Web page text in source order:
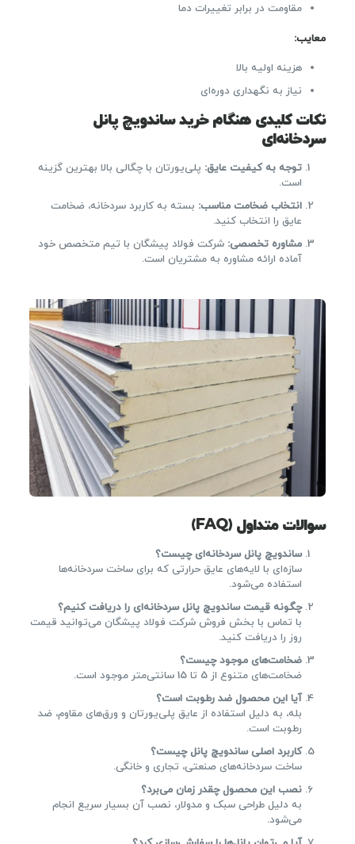
مقاومت در برابر تغییرات دما
معایب:
هزینه اولیه بالا
نیاز به نگهداری دوره‌ای
نکات کلیدی هنگام خرید ساندویچ پانل
سردخانه‌ای
توجه به کیفیت عایق: پلی‌یورتان با چگالی بالا بهترین گزینه
است.
انتخاب ضخامت مناسب: بسته به کاربرد سردخانه، ضخامت
عایق را انتخاب کنید.
مشاوره تخصصی: شرکت فولاد پیشگان با تیم متخصص خود
آماده ارائه مشاوره به مشتریان است.
سوالات متداول (FAQ)
ساندویچ پانل سردخانه‌ای چیست؟
سازه‌ای با لایه‌های عایق حرارتی که برای ساخت سردخانه‌ها
استفاده می‌شود.
چگونه قیمت ساندویچ پانل سردخانه‌ای را دریافت کنیم؟
با تماس با بخش فروش شرکت فولاد پیشگان می‌توانید قیمت
روز را دریافت کنید.
ضخامت‌های موجود چیست؟
ضخامت‌های متنوع از 5 تا 15 سانتی‌متر موجود است.
آیا این محصول ضد رطوبت است؟
بله، به دلیل استفاده از عایق پلی‌یورتان و ورق‌های مقاوم، ضد
رطوبت است.
کاربرد اصلی ساندویچ پانل چیست؟
ساخت سردخانه‌های صنعتی، تجاری و خانگی.
نصب این محصول چقدر زمان می‌برد؟
به دلیل طراحی سبک و مدولار، نصب آن بسیار سریع انجام
می‌شود.